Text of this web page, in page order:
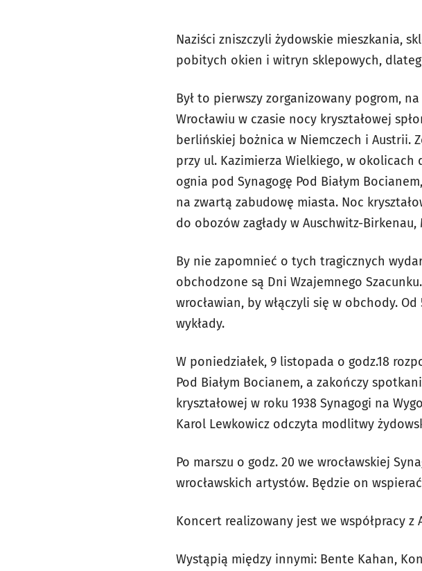
Naziści zniszczyli żydowskie mieszkania,
pobitych okien i witryn sklepowych,
Był to pierwszy zorganizowany pogrom,
Wrocławiu w czasie nocy kryształowej
berlińskiej bożnica w Niemczech i Austrii.
przy ul. Kazimierza Wielkiego, w
ognia pod Synagogę Pod Białym
na zwartą zabudowę miasta. Noc
do obozów zagłady w Auschwitz-
By nie zapomnieć o tych tragicznych
obchodzone są Dni Wzajemnego
wrocławian, by włączyli się w obchody.
wykłady.
W poniedziałek, 9 listopada o godz.18
Pod Białym Bocianem, a zakończy
kryształowej w roku 1938 Synagogi na
Karol Lewkowicz odczyta modlitwy
Po marszu o godz. 20 we wrocławskiej
wrocławskich artystów. Będzie on
Koncert realizowany jest we współpracy z
Wystąpią między innymi: Bente Kahan,